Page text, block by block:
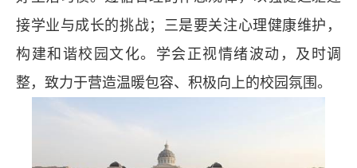
接学业与成长的挑战；三是要关注心理健康维护，
构建和谐校园文化。学会正视情绪波动，及时调
整，致力于营造温暖包容、积极向上的校园氛围。